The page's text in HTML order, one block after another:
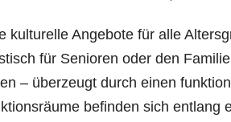
kulturelle Angebote für alle
für Senioren oder den
– überzeugt durch einen
befinden sich entlang